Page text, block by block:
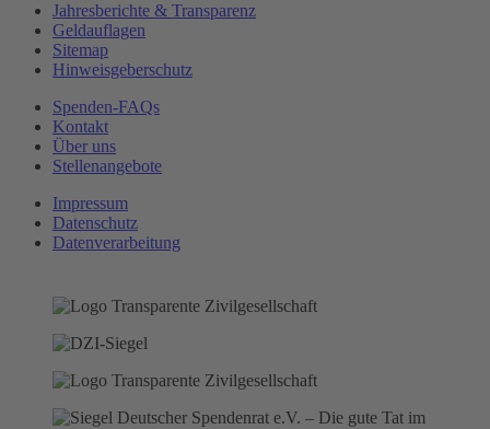
Jahresberichte & Transparenz
Geldauflagen
Sitemap
Hinweisgeberschutz
Spenden-FAQs
Kontakt
Über uns
Stellenangebote
Impressum
Datenschutz
Datenverarbeitung